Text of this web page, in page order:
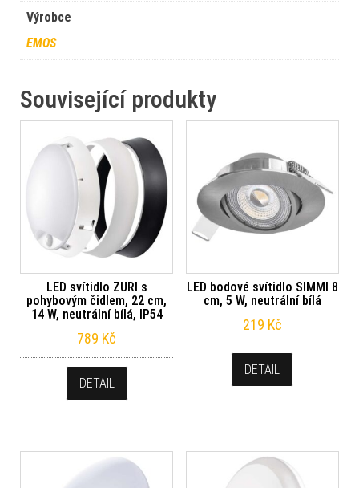
Výrobce
EMOS
Související produkty
LED svítidlo ZURI s
pohybovým čidlem, 22 cm,
14 W, neutrální bílá, IP54
789 Kč
DETAIL
LED bodové svítidlo SIMMI 8
cm, 5 W, neutrální bílá
219 Kč
DETAIL